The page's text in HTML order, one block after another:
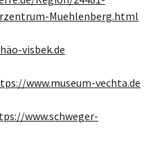
Muehlenberg.html
visbek.de
www.museum-vechta.de
www.schweger-